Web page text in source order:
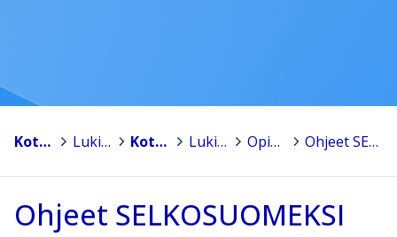
Kotka Lukiokoulutus > Kotkan aikuislukio > Lukio-opiskelijalle Opiskelun ohjeita > Ohjeet SELKOSUOMEKSI (S2)
Ohjeet SELKOSUOMEKSI